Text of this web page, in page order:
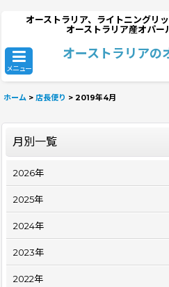
オーストラリア、ライトニングリ
オーストラリア産オパー
メニュー
オーストラリアの
ホーム > 店長便り > 2019年4月
月別一覧
2026年
2025年
2024年
2023年
2022年